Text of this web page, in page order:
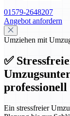
01579-2648207
Angebot anfordern
Umziehen mit
✅
Ein stressfreier